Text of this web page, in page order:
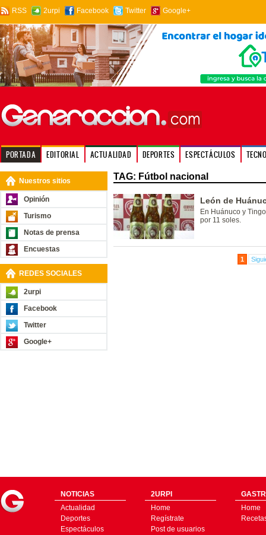
RSS 2urpi Facebook Twitter Google+
PORTADA EDITORIAL ACTUALIDAD DEPORTES ESPECTÁCULOS
Nuestros sitios
Opinión
Turismo
Notas de prensa
Encuestas
REDES SOCIALES
2urpi
Facebook
Twitter
Google+
TAG: Fútbol nacional
León de
En Huánuco y
por 11 soles.
1
NOTICIAS
Actualidad
Deportes
Espectáculos
2URPI
Home
Regístrate
Post de usuarios
Home